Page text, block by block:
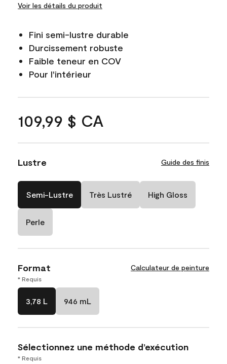
Voir les détails du produit
Fini semi-lustre durable
Durcissement robuste
Faible teneur en COV
Pour l'intérieur
109,99 $ CA
Lustre Guide des finis
Semi-Lustre Très Lustré High Gloss
Perle
Format Calculateur de peinture
* Requis
3,78 L 946 mL
Sélectionnez une méthode d’exécution
* Requis